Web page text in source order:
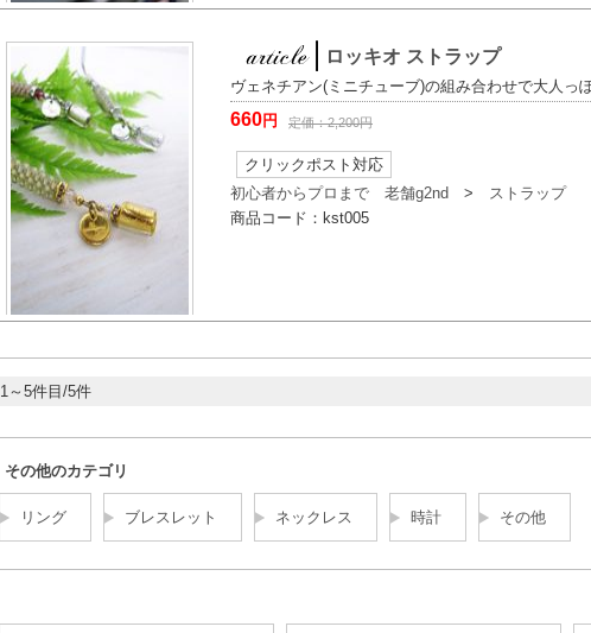
ロッキオ ストラップ
ヴェネチアン(ミニチューブ)の組み合わせで大人っ
660円 定価：2,200円
クリックポスト対応
初心者からプロまで 老舗g2nd > ストラップ
商品コード： kst005
1～5件目/5件
その他のカテゴリ
リング ブレスレット ネックレス 時計 その他